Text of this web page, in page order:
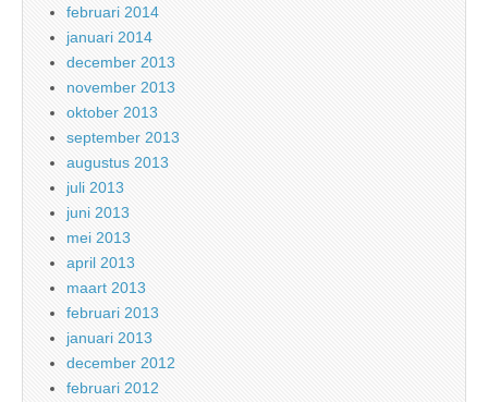
februari 2014
januari 2014
december 2013
november 2013
oktober 2013
september 2013
augustus 2013
juli 2013
juni 2013
mei 2013
april 2013
maart 2013
februari 2013
januari 2013
december 2012
februari 2012